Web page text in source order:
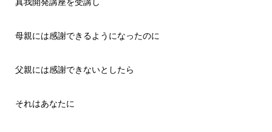
母親には感謝できるようになったのに
父親には感謝できないとしたら
それはあなたに